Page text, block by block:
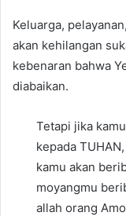
Keluarga,
akan kehilangan
kebenaran bahwa
diabaikan.
Tetapi jika
kepada
kamu akan
moyangmu
allah orang